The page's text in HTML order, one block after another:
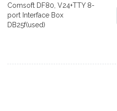
Comsoft DF80, V24+TTY 8-
port Interface Box
DB25f(used)